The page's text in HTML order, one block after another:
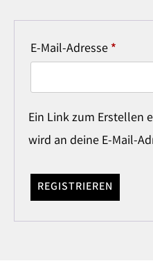
E-Mail-Adresse*
Ein Link zum Erstellen
wird an deine E-Mail-
REGISTRIEREN